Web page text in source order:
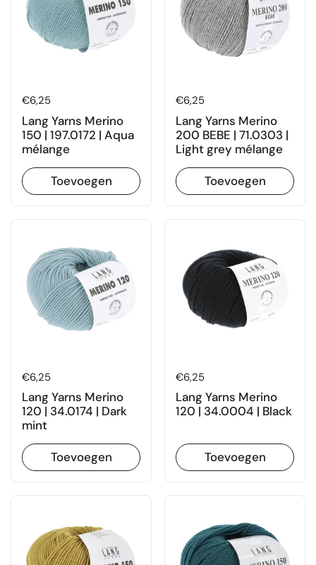
Prijs:
€6,25
Lang Yarns Merino
150 | 197.0172 | Aqua
mélange
Toevoegen
Prijs:
€6,25
Lang Yarns Merino
200 BEBE | 71.0303 |
Light grey mélange
Toevoegen
Prijs:
€6,25
Lang Yarns Merino
120 | 34.0174 | Dark
mint
Toevoegen
Prijs:
€6,25
Lang Yarns Merino
120 | 34.0004 | Black
Toevoegen